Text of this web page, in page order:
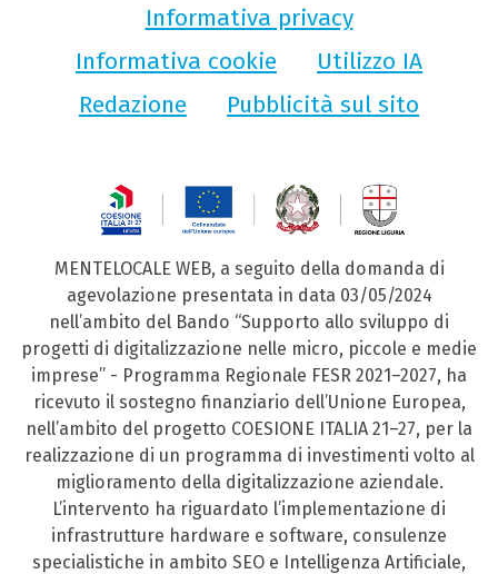
Informativa privacy
Informativa cookie
Utilizzo IA
Redazione
Pubblicità sul sito
MENTELOCALE WEB, a seguito della domanda di
agevolazione presentata in data 03/05/2024
nell’ambito del Bando “Supporto allo sviluppo di
progetti di digitalizzazione nelle micro, piccole e medie
imprese” - Programma Regionale FESR 2021–2027, ha
ricevuto il sostegno finanziario dell’Unione Europea,
nell’ambito del progetto COESIONE ITALIA 21–27, per la
realizzazione di un programma di investimenti volto al
miglioramento della digitalizzazione aziendale.
L’intervento ha riguardato l’implementazione di
infrastrutture hardware e software, consulenze
specialistiche in ambito SEO e Intelligenza Artificiale,